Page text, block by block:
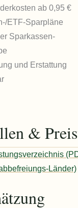
ab 0,95 €
ETF-Sparpläne
Sparkassen-
und Erstattung
&
Länder)